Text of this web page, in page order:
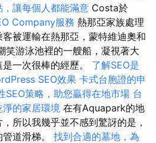
讓每個人都能滿意 Costa於
Company服務 熱那亞家族處理
被運輸在熱那亞，蒙特維迪奧和
笑游泳池裡的一艘船，凝視著大
一次很棒的經歷。 了解SEO是
SEO效果 卡式台胞證的申
SEO策略，助您贏得在地市場 台
的家居環境 在有Aquapark的地
所以我幾乎並不感到驚訝的是，
道滑梯。 找到合適的墓地，為